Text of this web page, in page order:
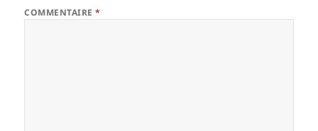
COMMENTAIRE*